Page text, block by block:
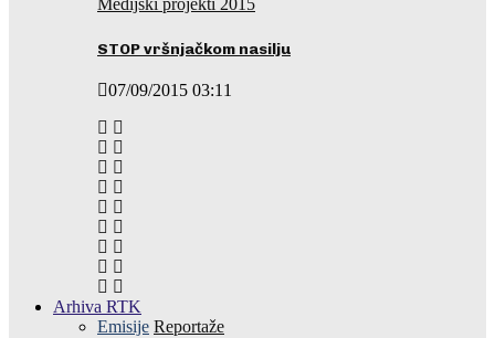
STOP vršnjačkom nasilju
07/09/2015 03:11
Arhiva RTK
Emisije Reportaže